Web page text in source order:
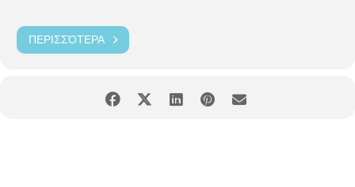
ΠΕΡΙΣΣΌΤΕΡΑ